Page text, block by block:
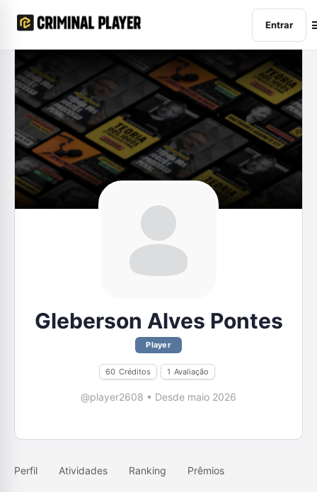
Entrar
Gleberson Alves Pontes
Player
60 Créditos 1 Avaliação
@player2608 • Desde maio 2026
Perfil Atividades Ranking Prêmios